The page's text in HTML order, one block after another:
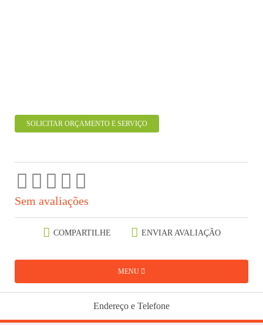
SOLICITAR ORÇAMENTO E SERVIÇO
Sem avaliações
COMPARTILHE ENVIAR AVALIAÇÃO
MENU
Endereço e Telefone